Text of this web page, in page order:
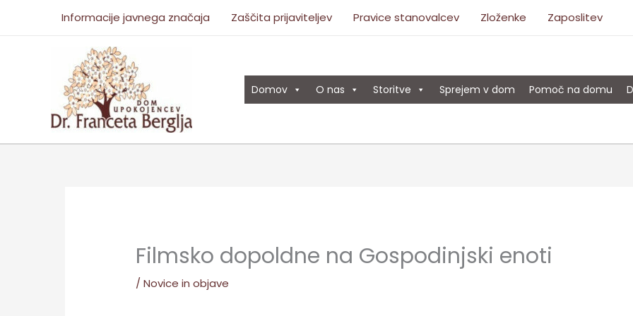
Informacije javnega značaja Zaščita prijaviteljev Pravice stanovalcev Zloženke Zaposlitev
Domov O nas Storitve Sprejem v dom Pomoč na domu
Filmsko dopoldne na Gospodinjski enoti
/Novice in objave